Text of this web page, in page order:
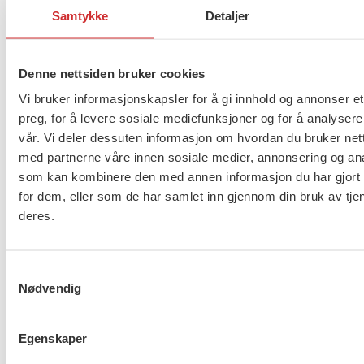
Samtykke Detaljer
Denne nettsiden bruker cookies
Vi bruker informasjonskapsler for å gi innhold og annonser
preg, for å levere sosiale mediefunksjoner og for å
vår. Vi deler dessuten informasjon om hvordan du bruker
med partnerne våre innen sosiale medier, annonsering og
som kan kombinere den med annen informasjon du har gjort
for dem, eller som de har samlet inn gjennom din bruk av
deres.
Nødvendig
Egenskaper
I tillegg til det rent økonomiske er det også to
bestemmelsen om beregning av lørdags- og
søndagstillegg, den såkalte
«trappetrinnsmodellen». Det partssammensatte
utvalget skal se på forslag til endringer og
alternativer til modellen. Det arbeidet skal være
ferdig innen 1. februar 2028.
ferdig innen utgangen av året, så det kan